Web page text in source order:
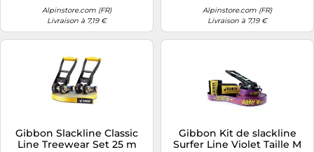
Alpinstore.com (FR)
Livraison à 7,19 €
Alpinstore.com (FR)
Livraison à 7,19 €
Gibbon Slackline Classic
Line Treewear Set 25 m
Gibbon Kit de slackline
Surfer Line Violet Taille M